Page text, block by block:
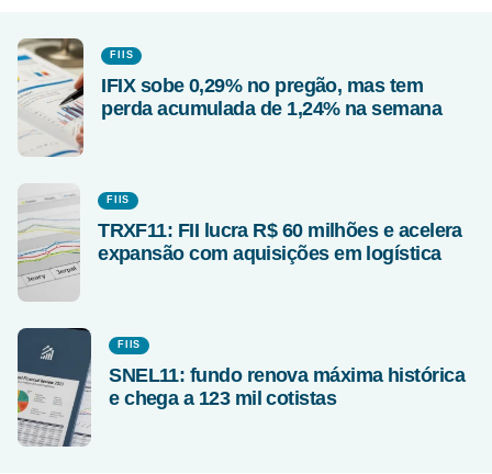
FIIS
IFIX sobe 0,29% no pregão, mas tem
perda acumulada de 1,24% na semana
FIIS
TRXF11: FII lucra R$ 60 milhões e acelera
expansão com aquisições em logística
FIIS
SNEL11: fundo renova máxima histórica
e chega a 123 mil cotistas